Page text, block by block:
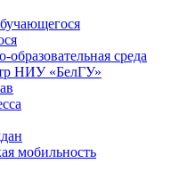
среда
НИУ «БелГУ»
мобильность